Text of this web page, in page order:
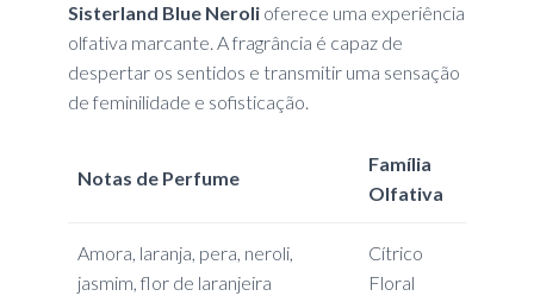
Sisterland Blue Nerolioferece uma experiência
olfativa marcante. A fragrância é capaz de
despertar os sentidos e transmitir uma sensação
de feminilidade e sofisticação.
Notas de Perfume
Família
Olfativa
Amora, laranja, pera, neroli,
jasmim, flor de laranjeira
Cítrico
Floral